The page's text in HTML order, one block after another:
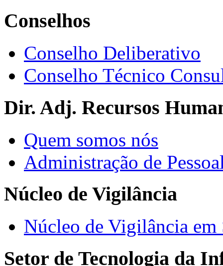
Conselhos
Conselho Deliberativo
Conselho Técnico
Dir. Adj. Recursos
Quem somos nós
Administração de
Núcleo de Vigilância
Núcleo de Vigilância em
Setor de Tecnologia da